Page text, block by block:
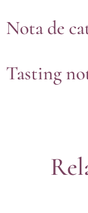
Nota de
Tasting